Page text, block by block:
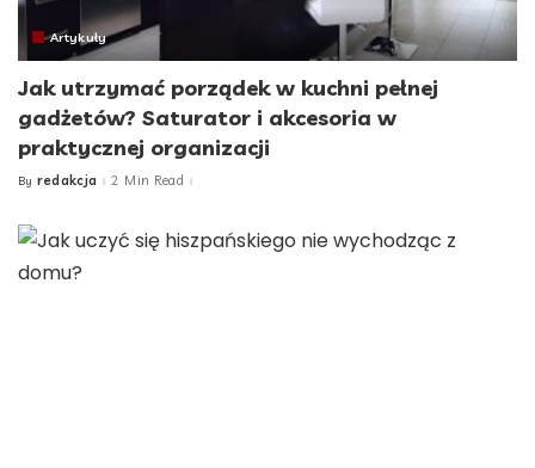
Artykuły
Jak utrzymać porządek w kuchni pełnej
gadżetów? Saturator i akcesoria w
praktycznej organizacji
Posted
By redakcja 2 Min Read